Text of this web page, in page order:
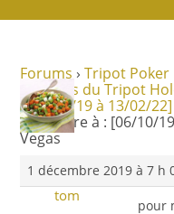
Forums › Tripot Poker
tournois du Tripot
›[06/10/19 à 13/02/
Répondre à : [06/10/
Vegas
1 décembre 2019 à 7 h
tom
pour